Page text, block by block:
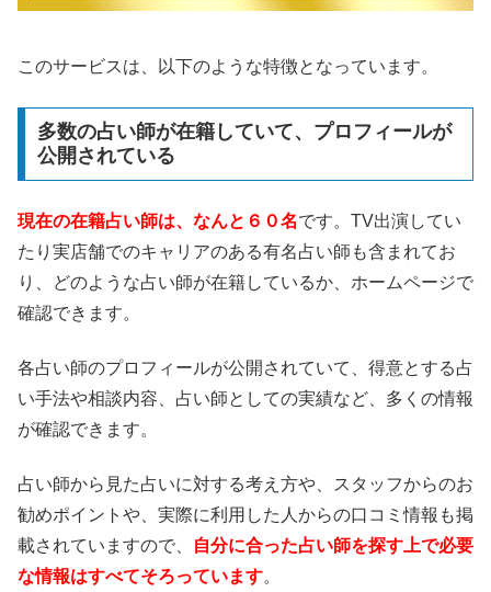
このサービスは、以下のような特徴となっています。
多数の占い師が在籍していて、プロフィールが
公開されている
現在の在籍占い師は、なんと６０名です。TV出演してい
たり実店舗でのキャリアのある有名占い師も含まれてお
り、どのような占い師が在籍しているか、ホームページで
確認できます。
各占い師のプロフィールが公開されていて、得意とする占
い手法や相談内容、占い師としての実績など、多くの情報
が確認できます。
占い師から見た占いに対する考え方や、スタッフからのお
勧めポイントや、実際に利用した人からの口コミ情報も掲
載されていますので、
自分に合った占い師を探す上で必要
な情報はすべてそろっています。